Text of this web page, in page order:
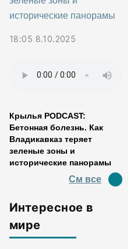
18:05 8.10.2025
Крылья PODCAST:
Бетонная болезнь. Как
Владикавказ теряет
зеленые зоны и
исторические панорамы
См все
Интересное в
мире